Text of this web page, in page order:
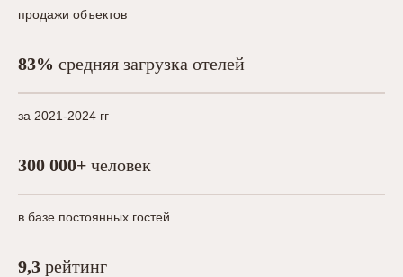
продажи объектов
83% средняя загрузка отелей
за 2021-2024 гг
300 000+ человек
в базе постоянных гостей
9,3 рейтинг